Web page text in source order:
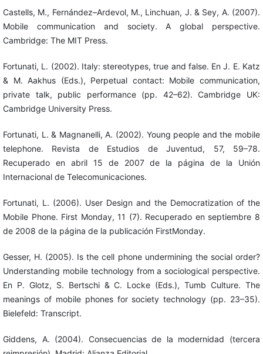
Castells, M., Fernández–Ardevol, M., Linchuan, J. & Sey, A. (2007).
Mobile communication and society. A global perspective.
Cambridge: The MIT Press.
Fortunati, L. (2002). Italy: stereotypes, true and false. En J. E. Katz
& M. Aakhus (Eds.), Perpetual contact: Mobile communication,
private talk, public performance (pp. 42–62). Cambridge UK:
Cambridge University Press.
Fortunati, L. & Magnanelli, A. (2002). Young people and the mobile
telephone. Revista de Estudios de Juventud, 57, 59–78.
Recuperado en abril 15 de 2007 de la página de la Unión
Internacional de Telecomunicaciones.
Fortunati, L. (2006). User Design and the Democratization of the
Mobile Phone. First Monday, 11 (7). Recuperado en septiembre 8
de 2008 de la página de la publicación FirstMonday.
Gesser, H. (2005). Is the cell phone undermining the social order?
Understanding mobile technology from a sociological perspective.
En P. Glotz, S. Bertschi & C. Locke (Eds.), Tumb Culture. The
meanings of mobile phones for society technology (pp. 23–35).
Bielefeld: Transcript.
Giddens, A. (2004). Consecuencias de la modernidad (tercera